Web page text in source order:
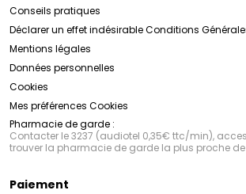
Conseils pratiques
Déclarer un effet indésirableConditions
Mentions légales
Données personnelles
Cookies
Mes préférences Cookies
Pharmacie de garde :
Contacter le 3237 (audiotel 0,35€ ttc/min),
trouver la pharmacie de garde la plus proche
Paiement